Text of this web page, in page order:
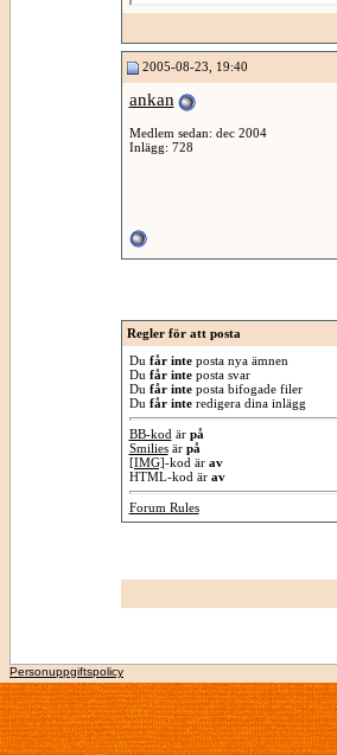
2005-08-23, 19:40
ankan
Medlem sedan: dec 2004
Inlägg: 728
Regler för att posta
Du får inteposta nya ämnen
Du får inteposta svar
Du får inteposta bifogade filer
Du får interedigera dina inlägg
BB-kod är på
Smiliesär på
[IMG]-kod är av
HTML-kod är av
Forum Rules
Personuppgiftspolicy